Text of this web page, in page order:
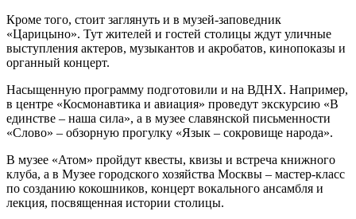
Кроме того, стоит заглянуть и в музей-заповедник
«Царицыно». Тут жителей и гостей столицы ждут уличные
выступления актеров, музыкантов и акробатов, кинопоказы и
органный концерт.
Насыщенную программу подготовили и на ВДНХ. Например,
в центре «Космонавтика и авиация» проведут экскурсию «В
единстве – наша сила», а в музее славянской письменности
«Слово» – обзорную прогулку «Язык – сокровище народа».
В музее «Атом» пройдут квесты, квизы и встреча книжного
клуба, а в Музее городского хозяйства Москвы – мастер-класс
по созданию кокошников, концерт вокального ансамбля и
лекция, посвященная истории столицы.